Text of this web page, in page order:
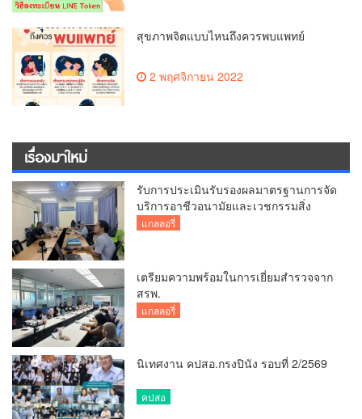
สุขภาพจิตแบบไหนถึงควรพบแพทย์
2 พฤศจิกายน 2022
เรื่องมาใหม่
รับการประเมินรับรองผลมาตรฐานการจัด
บริการอาชีวอนามัยและเวชกรรมสิ่ง
แวดล้อม
แกลลอรี่
เตรียมความพร้อมในการเยี่ยมสำรวจจาก
สรพ.
แกลลอรี่
นิเทศงาน คปสอ.กรงปินัง รอบที่ 2/2569
คปสอ